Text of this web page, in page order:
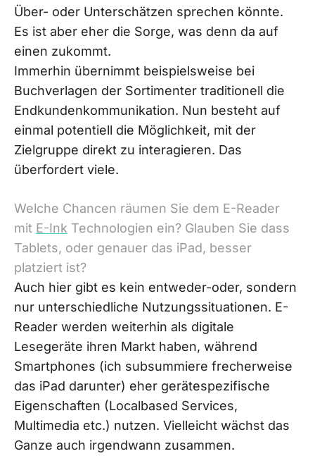
Über- oder Unterschätzen sprechen könnte.
Es ist aber eher die Sorge, was denn da auf
einen zukommt.
Immerhin übernimmt beispielsweise bei
Buchverlagen der Sortimenter traditionell die
Endkundenkommunikation. Nun besteht auf
einmal potentiell die Möglichkeit, mit der
Zielgruppe direkt zu interagieren. Das
überfordert viele.
Welche Chancen räumen Sie dem E-Reader
mit E-Ink Technologien ein? Glauben Sie dass
Tablets, oder genauer das iPad, besser
platziert ist?
Auch hier gibt es kein entweder-oder, sondern
nur unterschiedliche Nutzungssituationen. E-
Reader werden weiterhin als digitale
Lesegeräte ihren Markt haben, während
Smartphones (ich subsummiere frecherweise
das iPad darunter) eher gerätespezifische
Eigenschaften (Localbased Services,
Multimedia etc.) nutzen. Vielleicht wächst das
Ganze auch irgendwann zusammen.